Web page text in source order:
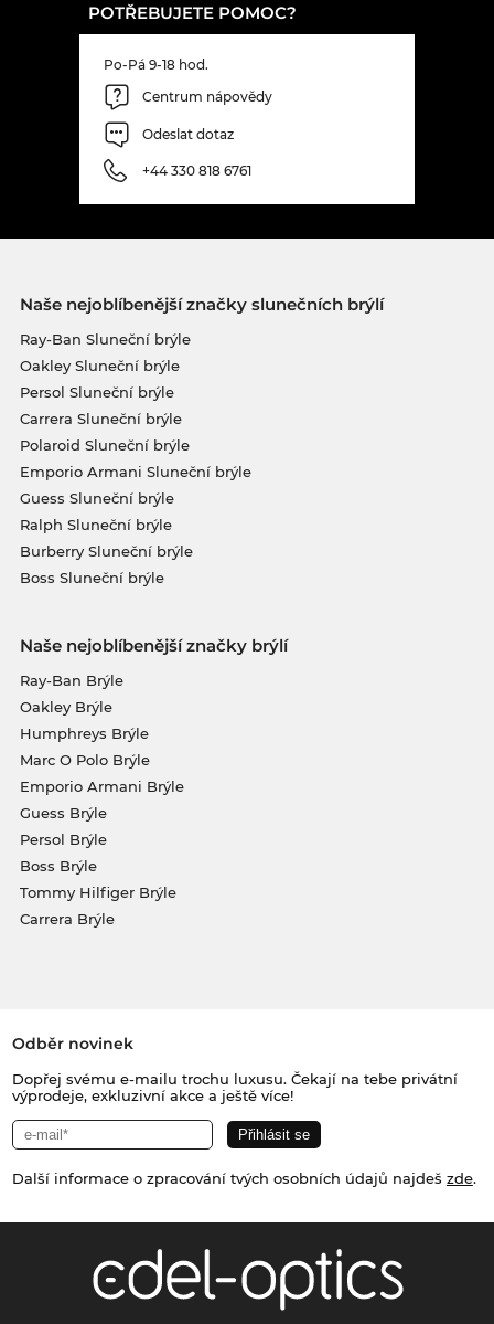
POTŘEBUJETE POMOC?
Po-Pá 9-18 hod.
Centrum nápovědy
Odeslat dotaz
+44 330 818 6761
Naše nejoblíbenější značky slunečních brýlí
Ray-Ban Sluneční brýle
Oakley Sluneční brýle
Persol Sluneční brýle
Carrera Sluneční brýle
Polaroid Sluneční brýle
Emporio Armani Sluneční brýle
Guess Sluneční brýle
Ralph Sluneční brýle
Burberry Sluneční brýle
Boss Sluneční brýle
Naše nejoblíbenější značky brýlí
Ray-Ban Brýle
Oakley Brýle
Humphreys Brýle
Marc O Polo Brýle
Emporio Armani Brýle
Guess Brýle
Persol Brýle
Boss Brýle
Tommy Hilfiger Brýle
Carrera Brýle
Odběr novinek
Dopřej svému e-mailu trochu luxusu. Čekají na tebe privátní
výprodeje, exkluzivní akce a ještě více!
Další informace o zpracování tvých osobních údajů najdeš zde.